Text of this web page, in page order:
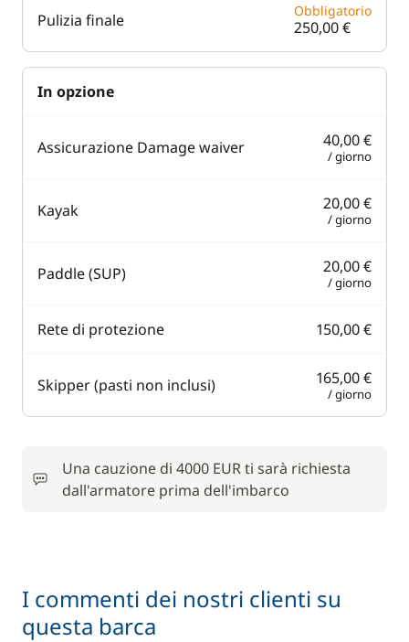
Pulizia finale Obbligatorio
250,00 €
In opzione
Assicurazione Damage waiver 40,00 €
/ giorno
Kayak 20,00 €
/ giorno
Paddle (SUP) 20,00 €
/ giorno
Rete di protezione 150,00 €
Skipper (pasti non inclusi) 165,00 €
/ giorno
Una cauzione di 4000 EUR ti sarà richiesta
dall'armatore prima dell'imbarco
I commenti dei nostri clienti su
questa barca